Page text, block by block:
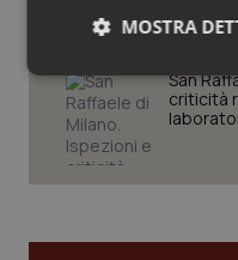
Tumore ovarico
Tumori del
Tumori
San
criticità
MOSTRA
Necessari
Necessari